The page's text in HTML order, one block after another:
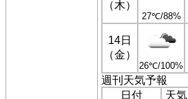
（木）
27℃/88%
14日
（金）
26℃/100%
週刊天気予報
日付
天気